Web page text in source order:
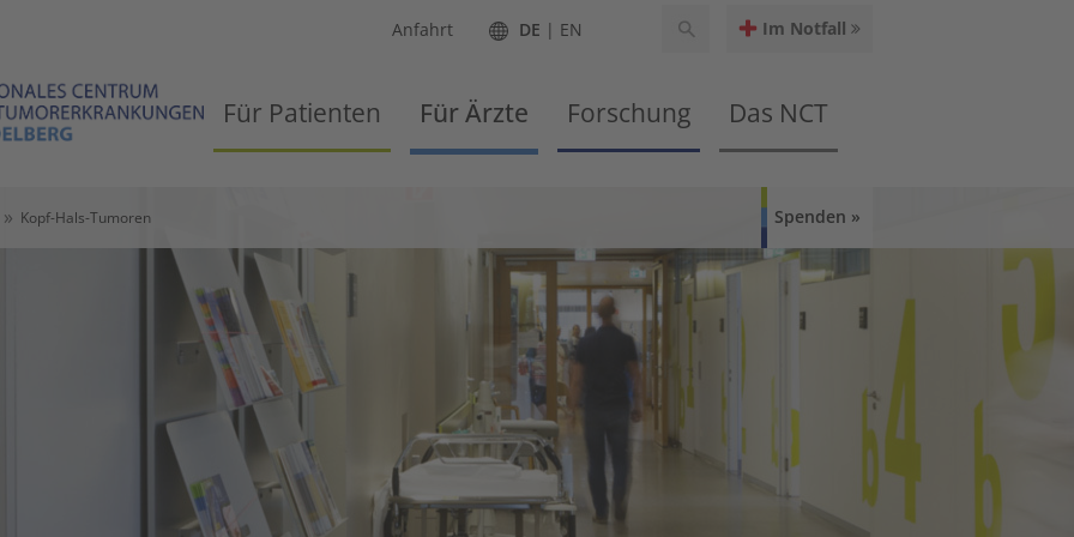
Anfahrt DE EN Im Notfall
Für Patienten Für Ärzte Forschung Das NCT
Spenden
Kopf-Hals-Tumoren